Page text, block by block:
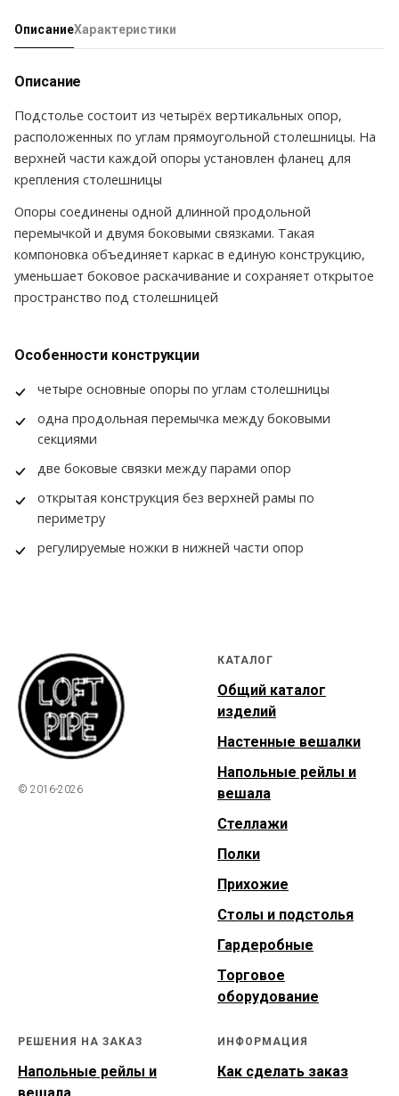
ОписаниеХарактеристики
Описание
Подстолье состоит из четырёх вертикальных опор,
расположенных по углам прямоугольной столешницы. На
верхней части каждой опоры установлен фланец для
крепления столешницы
Опоры соединены одной длинной продольной
перемычкой и двумя боковыми связками. Такая
компоновка объединяет каркас в единую конструкцию,
уменьшает боковое раскачивание и сохраняет открытое
пространство под столешницей
Особенности конструкции
четыре основные опоры по углам столешницы
одна продольная перемычка между боковыми
секциями
две боковые связки между парами опор
открытая конструкция без верхней рамы по
периметру
регулируемые ножки в нижней части опор
© 2016-2026
КАТАЛОГ
Общий каталог
изделий
Настенные вешалки
Напольные рейлы и
вешала
Стеллажи
Полки
Прихожие
Столы и подстолья
Гардеробные
Торговое
оборудование
РЕШЕНИЯ НА ЗАКАЗ
Напольные рейлы и
ИНФОРМАЦИЯ
Как сделать заказ